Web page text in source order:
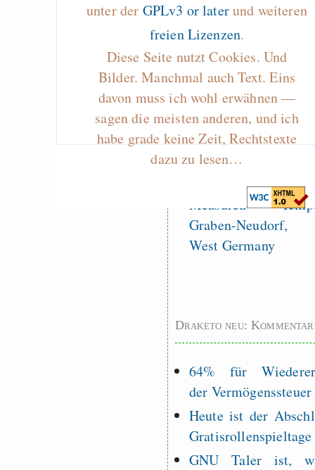
unter der GPLv3 or laterund weiteren
freien Lizenzen.
Diese Seite nutzt Cookies. Und
Bilder. Manchmal auch Text. Eins
davon muss ich wohl erwähnen —
sagen die meisten anderen, und ich
habe grade keine Zeit, Rechtstexte
dazu zu lesen…
Alltag in
Klimaneutralen Welt
Nebelfest -
Rissen
Curb impacts
programming to
EU sovereignty
Measured
Graben-Neudorf,
West Germany
Draketo neu:
64% für
der Vermögenssteuer
Heute ist der
GNU Taler ist,